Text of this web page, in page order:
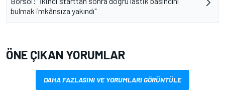
bulmak imkânsıza yakındı"
ÖNE ÇIKAN YORUMLAR
DAHA FAZLASINI VE YORUMLARI GÖRÜNTÜLE